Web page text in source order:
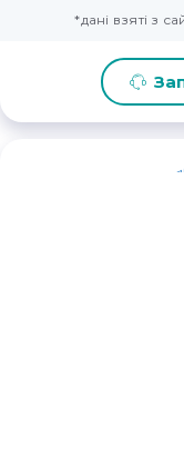
*дані взяті з